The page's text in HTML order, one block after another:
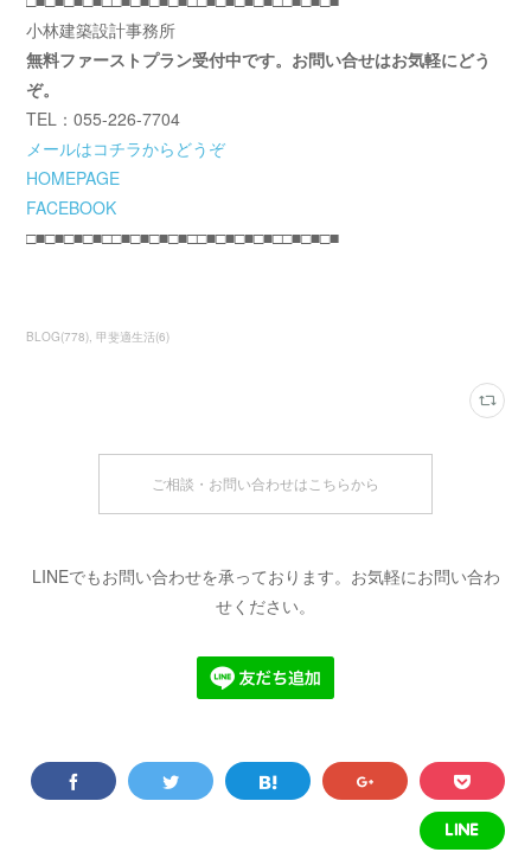
小林建築設計事務所
無料ファーストプラン受付中です。お問い合せはお気軽にどう
ぞ。
TEL：055-226-7704
メールはコチラからどうぞ
HOMEPAGE
FACEBOOK
□■□■□■□■□□■□■□■□■□□■□■□■□■□□■□■□■
BLOG(778) 甲斐適生活(6)
ご相談・お問い合わせはこちらから
LINEでもお問い合わせを承っております。お気軽にお問い合わ
せください。